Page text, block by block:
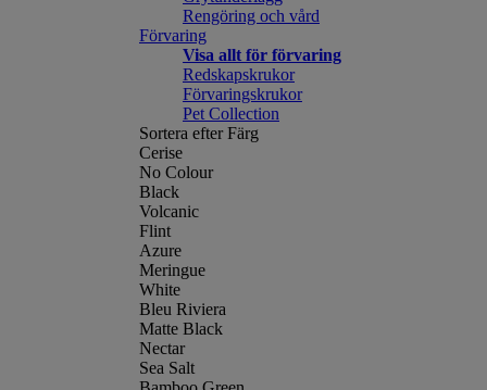
Rengöring och vård
Förvaring
Visa allt för förvaring
Redskapskrukor
Förvaringskrukor
Pet Collection
Sortera efter Färg
Cerise
No Colour
Black
Volcanic
Flint
Azure
Meringue
White
Bleu Riviera
Matte Black
Nectar
Sea Salt